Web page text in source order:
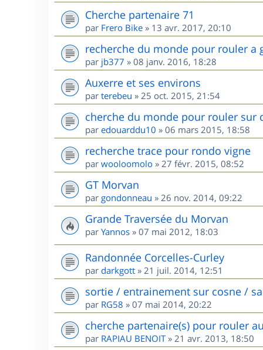
Cherche partenaire 71
par Frero Bike » 13 avr. 2017, 20:10
recherche du monde pour rouler a
par jb377 » 08 janv. 2016, 18:28
Auxerre et ses environs
par terebeu » 25 oct. 2015, 21:54
cherche du monde pour rouler sur
par edouarddu10 » 06 mars 2015, 18:58
recherche trace pour rondo vigne
par wooloomolo » 27 févr. 2015, 08:52
GT Morvan
par gondonneau » 26 nov. 2014, 09:22
Grande Traversée du Morvan
par Yannos » 07 mai 2012, 18:03
Randonnée Corcelles-Curley
par darkgott » 21 juil. 2014, 12:51
sortie / entrainement sur cosne /
par RG58 » 07 mai 2014, 20:22
cherche partenaire(s) pour rouler
par RAPIAU BENOIT» 21 avr. 2013, 18:50